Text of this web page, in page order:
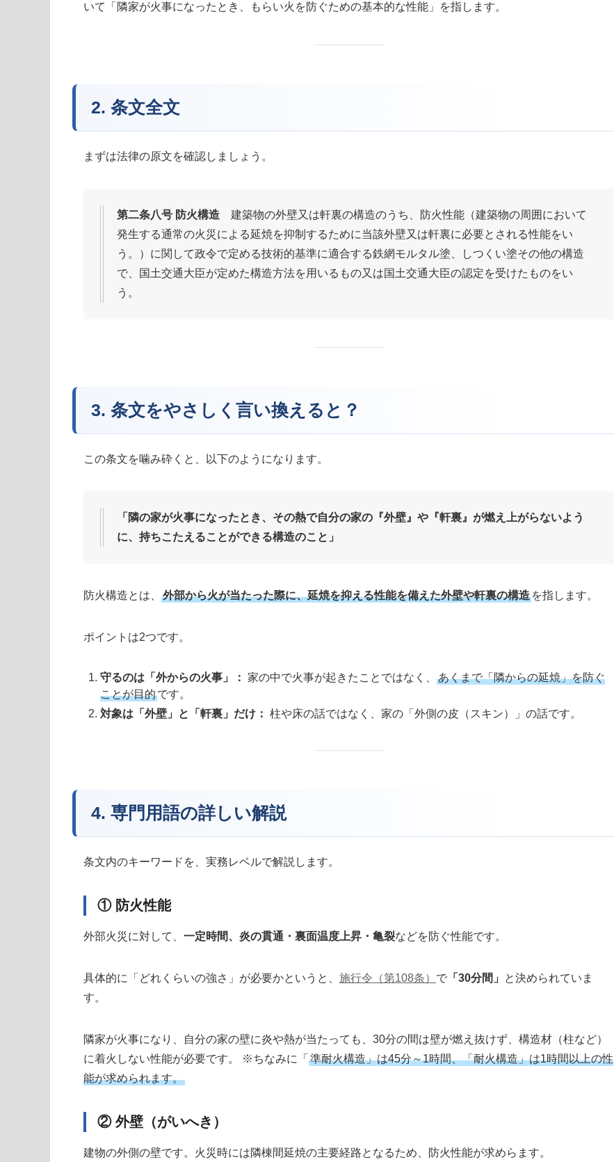
いて「隣家が火事になったとき、もらい火を防ぐための基本的な性能」を指します。
2. 条文全文
まずは法律の原文を確認しましょう。
第二条八号 防火構造 建築物の外壁又は軒裏の構造のうち、防火性能（建築物の周囲において
発生する通常の火災による延焼を抑制するために当該外壁又は軒裏に必要とされる性能をい
う。）に関して政令で定める技術的基準に適合する鉄網モルタル塗、しつくい塗その他の構造
で、国土交通大臣が定めた構造方法を用いるもの又は国土交通大臣の認定を受けたものをい
う。
3. 条文をやさしく言い換えると？
この条文を噛み砕くと、以下のようになります。
「隣の家が火事になったとき、その熱で自分の家の『外壁』や『軒裏』が燃え上がらないよう
に、持ちこたえることができる構造のこと」
防火構造とは、 外部から火が当たった際に、延焼を抑える性能を備えた外壁や軒裏の構造 を指します。
ポイントは2つです。
守るのは「外からの火事」： 家の中で火事が起きたことではなく、
あくまで「隣からの延焼」を防ぐ
ことが目的です。
対象は「外壁」と「軒裏」だけ： 柱や床の話ではなく、家の「外側の皮（スキン）」の話です。
4. 専門用語の詳しい解説
条文内のキーワードを、実務レベルで解説します。
① 防火性能
外部火災に対して、 一定時間、炎の貫通・裏面温度上昇・亀裂などを防ぐ性能です。
具体的に「どれくらいの強さ」が必要かというと、 施行令（第108条） で 「30分間」
と決められていま
す。
隣家が火事になり、自分の家の壁に炎や熱が当たっても、30分の間は壁が燃え抜けず、構造材（柱など）
に着火しない性能が必要です。 ※ちなみに「 準耐火構造」は45分～1時間、「耐火構造」は1時間以上の性
能が求められます。
② 外壁（がいへき）
建物の外側の壁です。火災時には隣棟間延焼の主要経路となるため、防火性能が求めらます。